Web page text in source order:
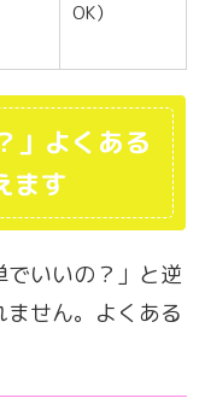
OK）
」よくある
ます
いいの？」と逆
せん。よくある